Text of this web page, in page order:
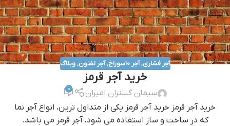
آجر فشاری,آجر ۱۰سوراخ ,آجر لفتون,وبلاگ
خرید آجر قرمز
سیمان گستران امیران 0
خرید آجر قرمز خرید آجر قرمز یکی از متداول ترین، انواع آجر نما
که در ساخت و ساز استفاده می شود، آجر قرمز می باشد.